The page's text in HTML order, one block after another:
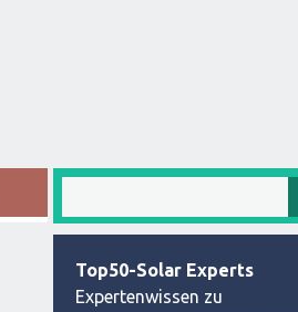
Top50-Solar Experts
Expertenwissen zu